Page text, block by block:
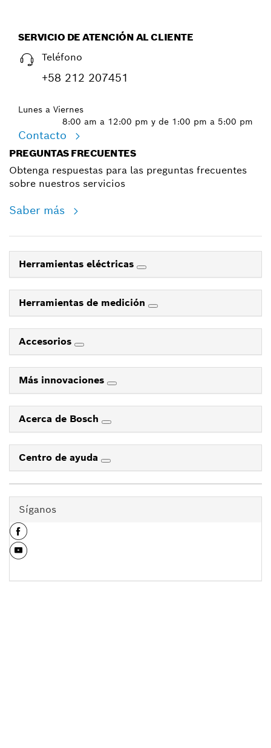
SERVICIO DE ATENCIÓN AL CLIENTE
Teléfono
+58 212 207451
Lunes a Viernes
8:00 am a 12:00 pm y de 1:00 pm a 5:00 pm
Contacto
PREGUNTAS FRECUENTES
Obtenga respuestas para las preguntas frecuentes
sobre nuestros servicios
Saber más
Herramientas eléctricas
Herramientas de medición
Accesorios
Más innovaciones
Acerca de Bosch
Centro de ayuda
Síganos